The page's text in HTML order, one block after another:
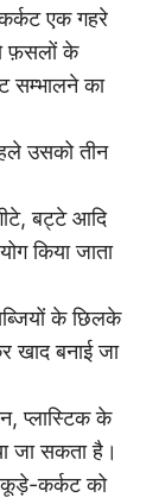
एक गहरे
फ़सलों के
सम्भालने का
उसको तीन
बट्टे आदि
किया जाता
के छिलके
खाद बनाई जा
प्लास्टिक के
जा सकता है।
कूड़े-कर्कट को